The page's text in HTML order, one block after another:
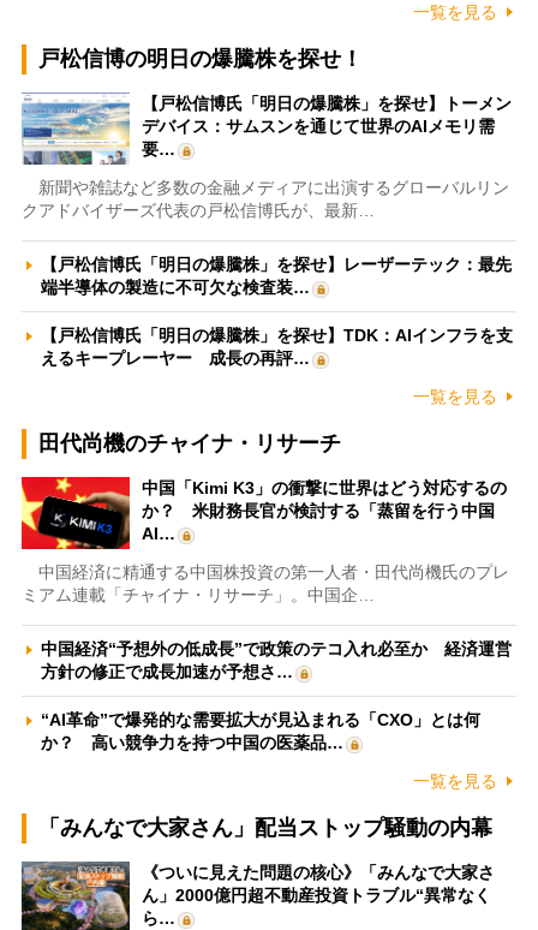
一覧を見る
戸松信博の明日の爆騰株を探せ！
【戸松信博氏「明日の爆騰株」を探せ】トーメン
デバイス：サムスンを通じて世界のAIメモリ需
要…
新聞や雑誌など多数の金融メディアに出演するグローバルリン
クアドバイザーズ代表の戸松信博氏が、最新…
【戸松信博氏「明日の爆騰株」を探せ】レーザーテック：最先
端半導体の製造に不可欠な検査装…
【戸松信博氏「明日の爆騰株」を探せ】TDK：AIインフラを支
えるキープレーヤー 成長の再評…
一覧を見る
田代尚機のチャイナ・リサーチ
中国「Kimi K3」の衝撃に世界はどう対応するの
か？ 米財務長官が検討する「蒸留を行う中国
AI…
中国経済に精通する中国株投資の第一人者・田代尚機氏のプレ
ミアム連載「チャイナ・リサーチ」。中国企…
中国経済“予想外の低成長”で政策のテコ入れ必至か 経済運営
方針の修正で成長加速が予想さ…
“AI革命”で爆発的な需要拡大が見込まれる「CXO」とは何
か？ 高い競争力を持つ中国の医薬品…
一覧を見る
「みんなで大家さん」配当ストップ騒動の内幕
《ついに見えた問題の核心》「みんなで大家さ
ん」2000億円超不動産投資トラブル“異常なく
ら…